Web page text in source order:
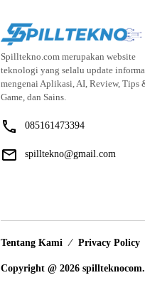
Spilltekno.com merupakan website
teknologi yang selalu update
mengenai Aplikasi, AI, Review, Tips
Game, dan Sains.
085161473394
spilltekno@gmail.com
Tentang Kami Privacy Policy
Copyright @ 2026